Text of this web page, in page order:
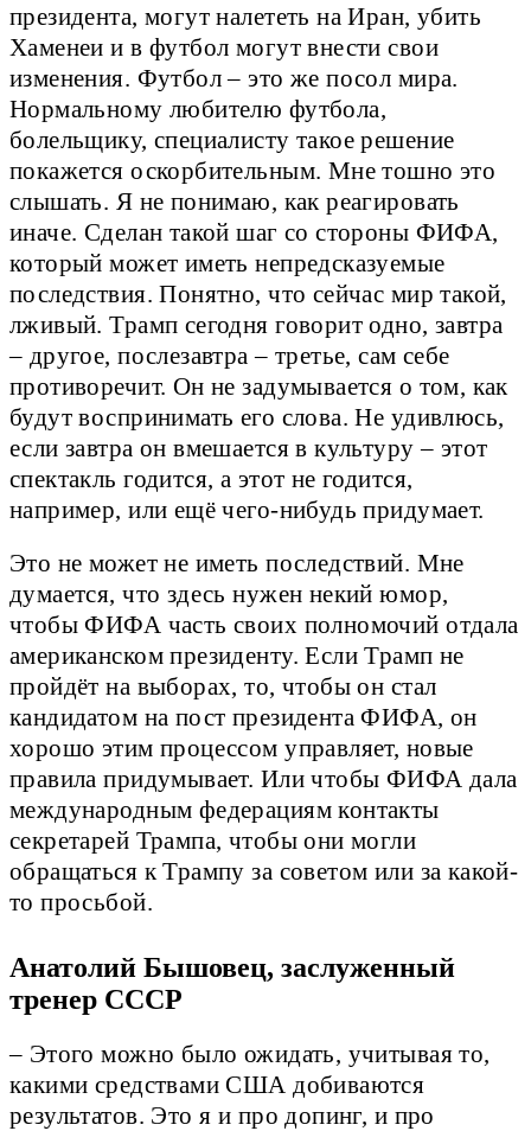
президента, могут налететь на Иран, убить
Хаменеи и в футбол могут внести свои
изменения. Футбол – это же посол мира.
Нормальному любителю футбола,
болельщику, специалисту такое решение
покажется оскорбительным. Мне тошно это
слышать. Я не понимаю, как реагировать
иначе. Сделан такой шаг со стороны ФИФА,
который может иметь непредсказуемые
последствия. Понятно, что сейчас мир такой,
лживый. Трамп сегодня говорит одно, завтра
– другое, послезавтра – третье, сам себе
противоречит. Он не задумывается о том, как
будут воспринимать его слова. Не удивлюсь,
если завтра он вмешается в культуру – этот
спектакль годится, а этот не годится,
например, или ещё чего-нибудь придумает.
Это не может не иметь последствий. Мне
думается, что здесь нужен некий юмор,
чтобы ФИФА часть своих полномочий отдала
американском президенту. Если Трамп не
пройдёт на выборах, то, чтобы он стал
кандидатом на пост президента ФИФА, он
хорошо этим процессом управляет, новые
правила придумывает. Или чтобы ФИФА дала
международным федерациям контакты
секретарей Трампа, чтобы они могли
обращаться к Трампу за советом или за какой-
то просьбой.
Анатолий Бышовец, заслуженный
тренер СССР
– Этого можно было ожидать, учитывая то,
какими средствами США добиваются
результатов. Это я и про допинг, и про